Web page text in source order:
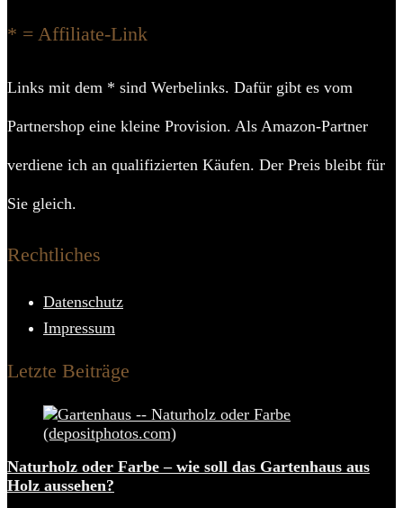
* = Affiliate-Link
Links mit dem * sind Werbelinks. Dafür gibt es vom
Partnershop eine kleine Provision. Als Amazon-Partner
verdiene ich an qualifizierten Käufen. Der Preis bleibt für
Sie gleich.
Rechtliches
Datenschutz
Impressum
Letzte Beiträge
Naturholz oder Farbe – wie soll das Gartenhaus aus
Holz aussehen?